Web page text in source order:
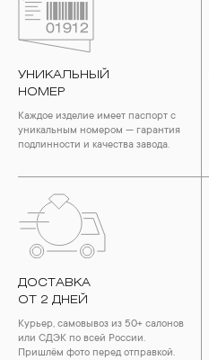
УНИКАЛЬНЫЙ
НОМЕР
Каждое изделие имеет паспорт с
уникальным номером — гарантия
подлинности и качества завода.
ДОСТАВКА
ОТ 2 ДНЕЙ
Курьер, самовывоз из 50+ салонов
или СДЭК по всей России.
Пришлём фото перед отправкой.